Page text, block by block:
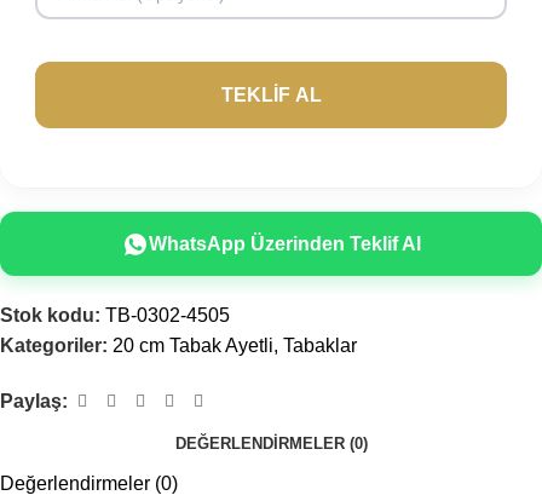
WhatsApp Üzerinden Teklif Al
Stok kodu: TB-0302-4505
Kategoriler: 20 cm Tabak Ayetli, Tabaklar
Paylaş:
DEĞERLENDIRMELER (0)
Değerlendirmeler (0)